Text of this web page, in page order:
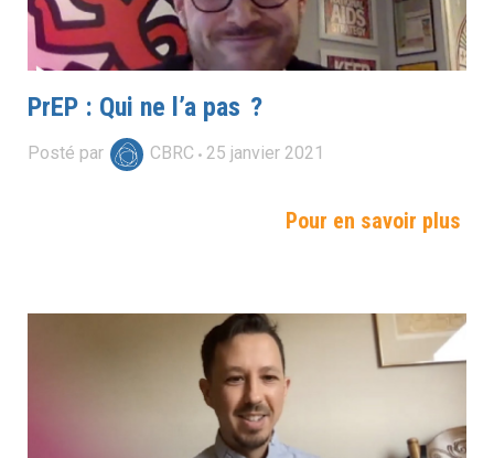
PrEP : Qui ne l’a pas ?
Posté par CBRC 25 janvier 2021
Pour en savoir plus